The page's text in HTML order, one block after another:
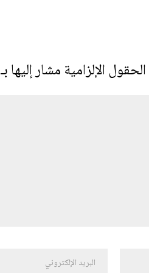
الحقول الإلزامية مشار إليها بـ